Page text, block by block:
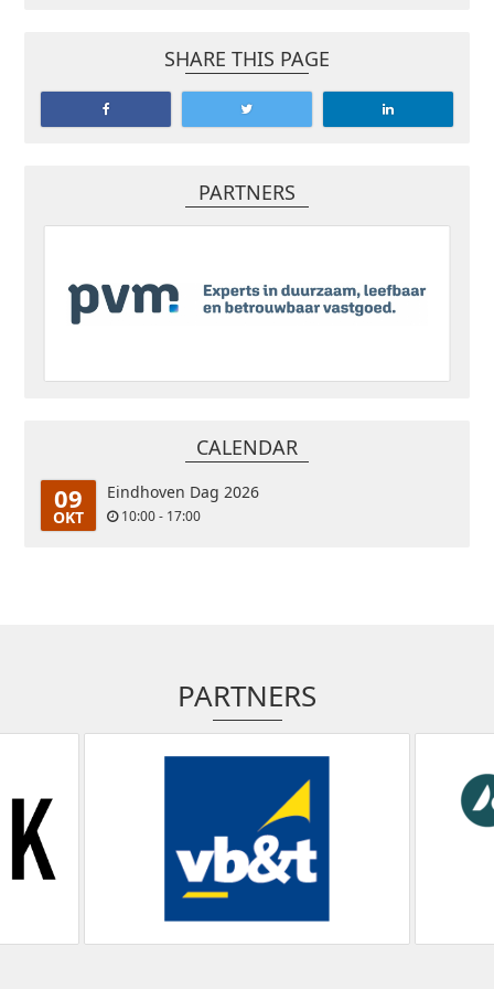
SHARE THIS PAGE
PARTNERS
CALENDAR
09
OKT
Eindhoven Dag 2026
10:00 - 17:00
PARTNERS